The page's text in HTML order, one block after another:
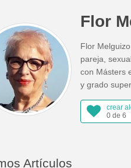
Flor
Flor
pareja,
con Másters
y grado
crear
0 de 6
Artículos